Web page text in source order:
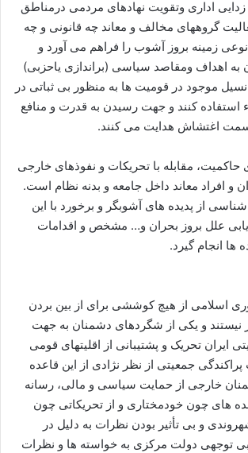
زدایی اداری وتقویت نهادهای مردمی درمناطق
گروههای مخالف و معاند چه قانونی و چه
زمینه بروز آشوب را فراهم می آورد و
اهداف ومقاصد سیاسی (براندازی یاحزبی)
موجود در قومیت ها به منظور بی ثباتی در
استفاده کنند و جهت رسیدن به قدرت و منافع
سمت اغتشاش هدایت می کنند.
مقابله با تحریکات و نفوذهای خارجی
و افراد معاند داخل جامعه و بدنه نظام است.
از پدیده های آشوبگر و برخورد با این
یابی علل بروز بحران و… مشخص و اقدامات
ها انجام گیرد.
اسلامی از هیچ کوششی برای از بین بردن
نیستند و یکی از شگردهای دشمنان به جهت
ایران تحریک و پشتیبانی از اقلیتهای قومی
جمعیتی از نظر نژادی از این قاعده
خارجی از حمایت سیاسی و مالی، رسانه
های چون خودمختاری و از تحریکاتی چون
و بی تأثیر بودن نظرات به دلیل در
بی توجهی دولت مرکزی به خواسته ها و نظرات